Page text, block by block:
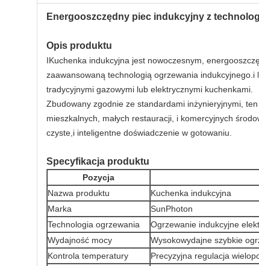
Energooszczędny piec indukcyjny z
Opis produktu
IKuchenka indukcyjna jest nowoczesnym,
zaawansowaną technologią ogrzewania
tradycyjnymi gazowymi lub elektrycznymi kuchenkami.
Zbudowany zgodnie ze standardami inżynieryjnymi,
mieszkalnych, małych restauracji, i komercyjnych
czyste,i inteligentne doświadczenie w gotowaniu.
Specyfikacja produktu
Pozycja
Nazwa produktu
Kuchenka indukcyjna
Marka
SunPhoton
Technologia ogrzewania
Ogrzewanie indukcyjne
Wydajność mocy
Wysokowydajne szybkie
Kontrola temperatury
Precyzyjna regulacja